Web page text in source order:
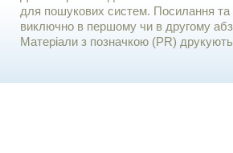
для пошукових систем. Посилання та
виключно в першому чи в другому
Матеріали з позначкою (PR)